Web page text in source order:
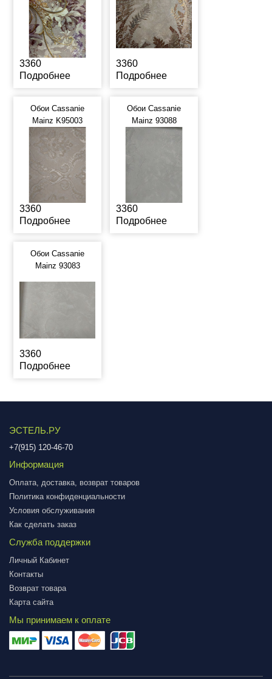
3360
Подробнее
3360
Подробнее
Обои Cassanie
Mainz K95003
3360
Подробнее
Обои Cassanie
Mainz 93088
3360
Подробнее
Обои Cassanie
Mainz 93083
3360
Подробнее
ЭСТЕЛЬ.РУ
+7(915) 120-46-70
Информация
Оплата, доставка, возврат товаров
Политика конфиденциальности
Условия обслуживания
Как сделать заказ
Служба поддержки
Личный Кабинет
Контакты
Возврат товара
Карта сайта
Мы принимаем к оплате